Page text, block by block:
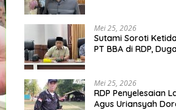
Mei 25, 2026
Sutami Soroti
PT BBA di RDP,
Mei 25, 2026
RDP Penyelesaian
Agus Uriansyah